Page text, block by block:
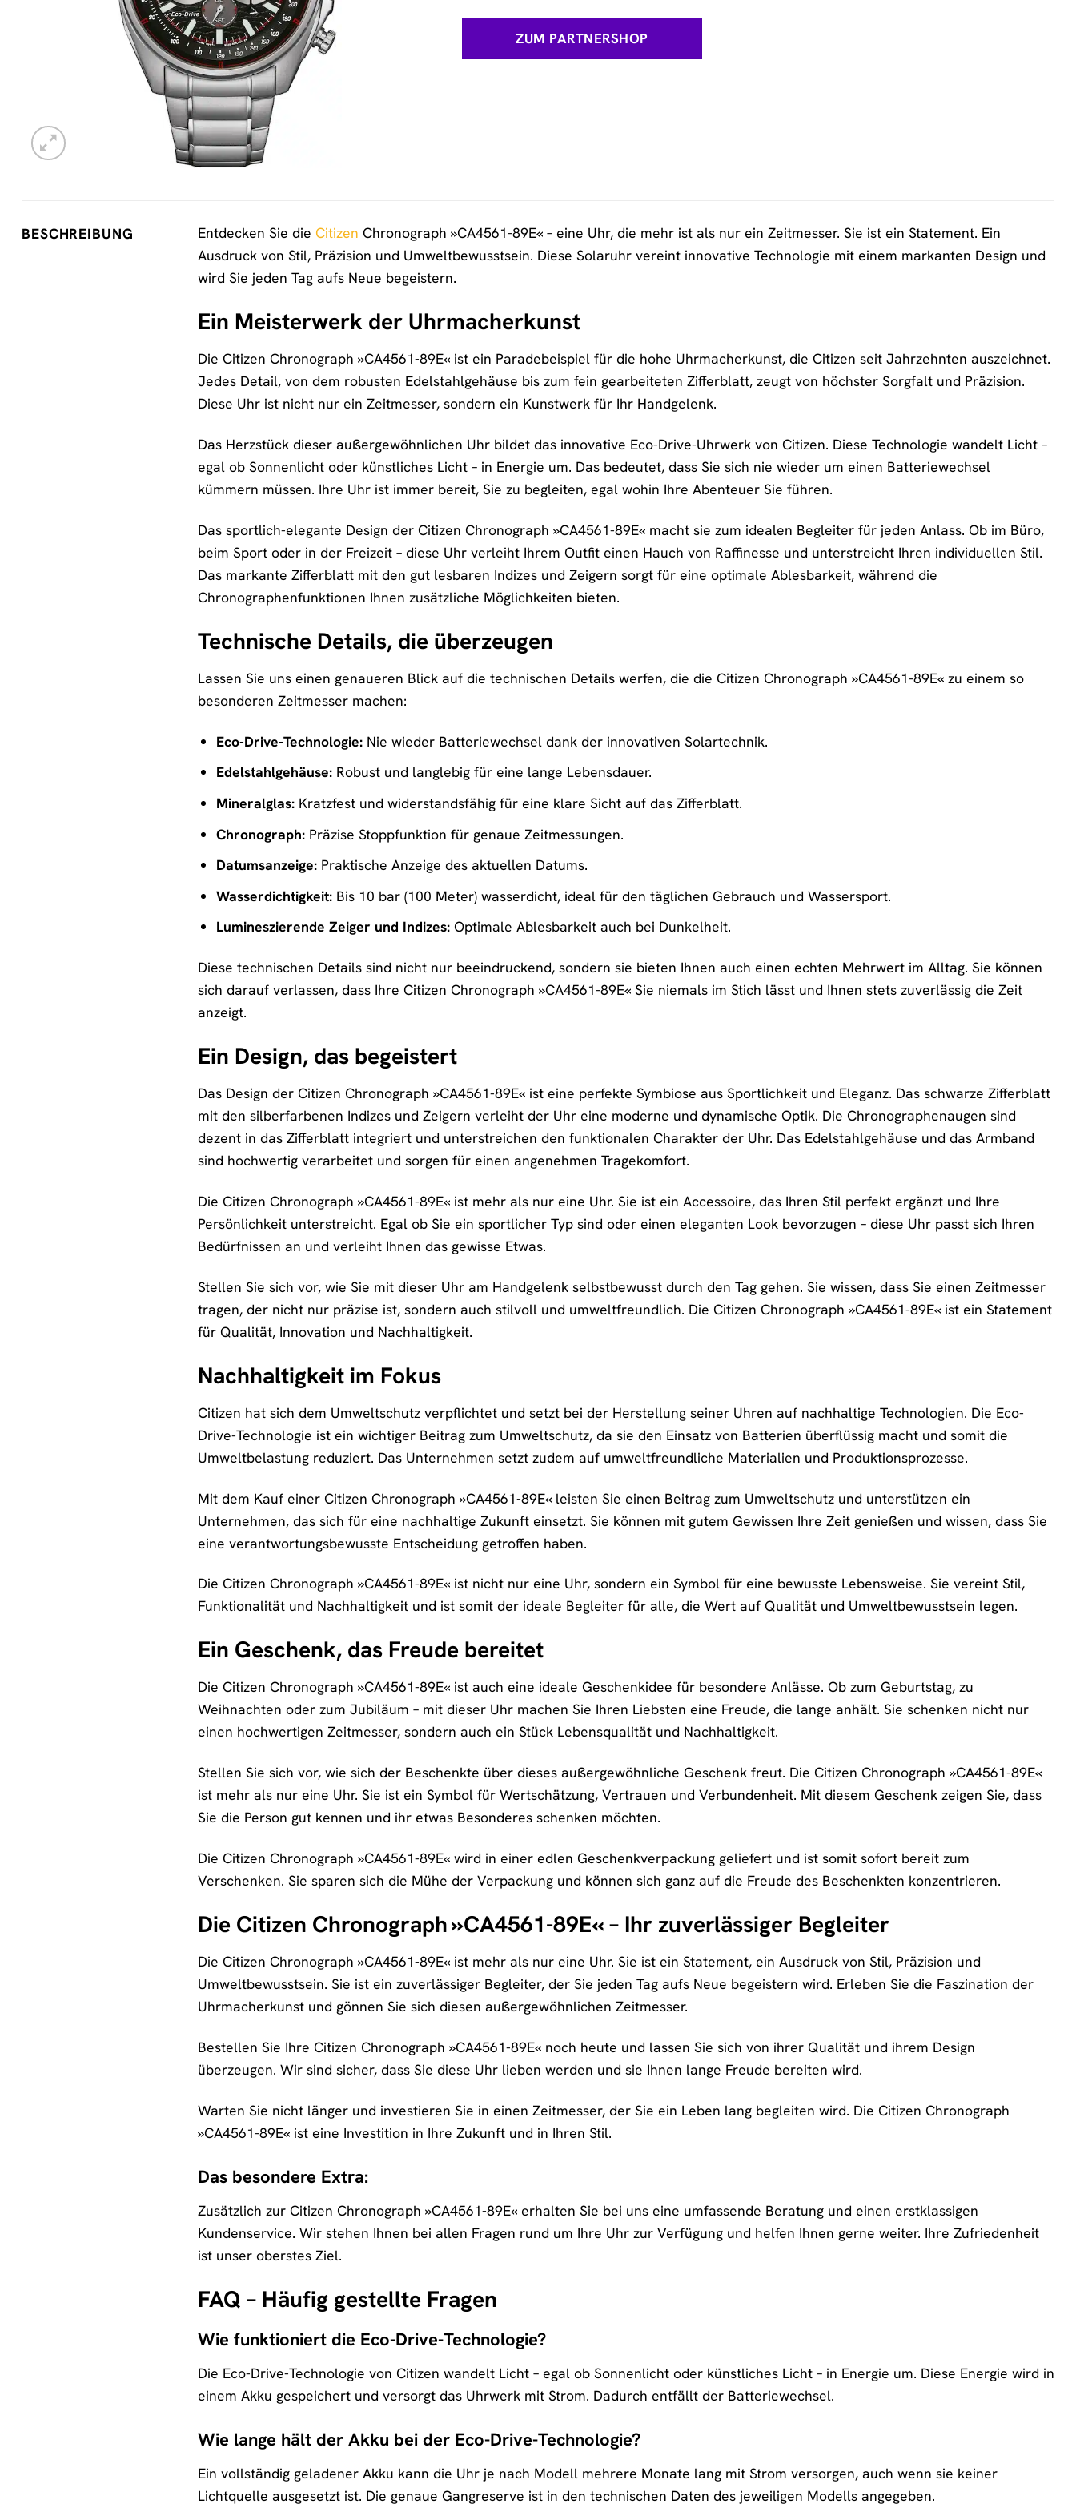
ZUM PARTNERSHOP
BESCHREIBUNG Entdecken Sie die Citizen Chronograph »CA4561-89E« – eine Uhr, die mehr ist als nur ein Zeitmesser. Sie ist ein Statement. Ein
Ausdruck von Stil, Präzision und Umweltbewusstsein. Diese Solaruhr vereint innovative Technologie mit einem markanten Design und
wird Sie jeden Tag aufs Neue begeistern.
Ein Meisterwerk der Uhrmacherkunst
Die Citizen Chronograph »CA4561-89E« ist ein Paradebeispiel für die hohe Uhrmacherkunst, die Citizen seit Jahrzehnten auszeichnet.
Jedes Detail, von dem robusten Edelstahlgehäuse bis zum fein gearbeiteten Zifferblatt, zeugt von höchster Sorgfalt und Präzision.
Diese Uhr ist nicht nur ein Zeitmesser, sondern ein Kunstwerk für Ihr Handgelenk.
Das Herzstück dieser außergewöhnlichen Uhr bildet das innovative Eco-Drive-Uhrwerk von Citizen. Diese Technologie wandelt Licht –
egal ob Sonnenlicht oder künstliches Licht – in Energie um. Das bedeutet, dass Sie sich nie wieder um einen Batteriewechsel
kümmern müssen. Ihre Uhr ist immer bereit, Sie zu begleiten, egal wohin Ihre Abenteuer Sie führen.
Das sportlich-elegante Design der Citizen Chronograph »CA4561-89E« macht sie zum idealen Begleiter für jeden Anlass. Ob im Büro,
beim Sport oder in der Freizeit – diese Uhr verleiht Ihrem Outfit einen Hauch von Raffinesse und unterstreicht Ihren individuellen Stil.
Das markante Zifferblatt mit den gut lesbaren Indizes und Zeigern sorgt für eine optimale Ablesbarkeit, während die
Chronographenfunktionen Ihnen zusätzliche Möglichkeiten bieten.
Technische Details, die überzeugen
Lassen Sie uns einen genaueren Blick auf die technischen Details werfen, die die Citizen Chronograph »CA4561-89E« zu einem so
besonderen Zeitmesser machen:
Eco-Drive-Technologie:Nie wieder Batteriewechsel dank der innovativen Solartechnik.
Edelstahlgehäuse:Robust und langlebig für eine lange Lebensdauer.
Mineralglas:Kratzfest und widerstandsfähig für eine klare Sicht auf das Zifferblatt.
Chronograph:Präzise Stoppfunktion für genaue Zeitmessungen.
Datumsanzeige:Praktische Anzeige des aktuellen Datums.
Wasserdichtigkeit:Bis 10 bar (100 Meter) wasserdicht, ideal für den täglichen Gebrauch und Wassersport.
Lumineszierende Zeiger und Indizes:Optimale Ablesbarkeit auch bei Dunkelheit.
Diese technischen Details sind nicht nur beeindruckend, sondern sie bieten Ihnen auch einen echten Mehrwert im Alltag. Sie können
sich darauf verlassen, dass Ihre Citizen Chronograph »CA4561-89E« Sie niemals im Stich lässt und Ihnen stets zuverlässig die Zeit
anzeigt.
Ein Design, das begeistert
Das Design der Citizen Chronograph »CA4561-89E« ist eine perfekte Symbiose aus Sportlichkeit und Eleganz. Das schwarze Zifferblatt
mit den silberfarbenen Indizes und Zeigern verleiht der Uhr eine moderne und dynamische Optik. Die Chronographenaugen sind
dezent in das Zifferblatt integriert und unterstreichen den funktionalen Charakter der Uhr. Das Edelstahlgehäuse und das Armband
sind hochwertig verarbeitet und sorgen für einen angenehmen Tragekomfort.
Die Citizen Chronograph »CA4561-89E« ist mehr als nur eine Uhr. Sie ist ein Accessoire, das Ihren Stil perfekt ergänzt und Ihre
Persönlichkeit unterstreicht. Egal ob Sie ein sportlicher Typ sind oder einen eleganten Look bevorzugen – diese Uhr passt sich Ihren
Bedürfnissen an und verleiht Ihnen das gewisse Etwas.
Stellen Sie sich vor, wie Sie mit dieser Uhr am Handgelenk selbstbewusst durch den Tag gehen. Sie wissen, dass Sie einen Zeitmesser
tragen, der nicht nur präzise ist, sondern auch stilvoll und umweltfreundlich. Die Citizen Chronograph »CA4561-89E« ist ein Statement
für Qualität, Innovation und Nachhaltigkeit.
Nachhaltigkeit im Fokus
Citizen hat sich dem Umweltschutz verpflichtet und setzt bei der Herstellung seiner Uhren auf nachhaltige Technologien. Die Eco-
Drive-Technologie ist ein wichtiger Beitrag zum Umweltschutz, da sie den Einsatz von Batterien überflüssig macht und somit die
Umweltbelastung reduziert. Das Unternehmen setzt zudem auf umweltfreundliche Materialien und Produktionsprozesse.
Mit dem Kauf einer Citizen Chronograph »CA4561-89E« leisten Sie einen Beitrag zum Umweltschutz und unterstützen ein
Unternehmen, das sich für eine nachhaltige Zukunft einsetzt. Sie können mit gutem Gewissen Ihre Zeit genießen und wissen, dass Sie
eine verantwortungsbewusste Entscheidung getroffen haben.
Die Citizen Chronograph »CA4561-89E« ist nicht nur eine Uhr, sondern ein Symbol für eine bewusste Lebensweise. Sie vereint Stil,
Funktionalität und Nachhaltigkeit und ist somit der ideale Begleiter für alle, die Wert auf Qualität und Umweltbewusstsein legen.
Ein Geschenk, das Freude bereitet
Die Citizen Chronograph »CA4561-89E« ist auch eine ideale Geschenkidee für besondere Anlässe. Ob zum Geburtstag, zu
Weihnachten oder zum Jubiläum – mit dieser Uhr machen Sie Ihren Liebsten eine Freude, die lange anhält. Sie schenken nicht nur
einen hochwertigen Zeitmesser, sondern auch ein Stück Lebensqualität und Nachhaltigkeit.
Stellen Sie sich vor, wie sich der Beschenkte über dieses außergewöhnliche Geschenk freut. Die Citizen Chronograph »CA4561-89E«
ist mehr als nur eine Uhr. Sie ist ein Symbol für Wertschätzung, Vertrauen und Verbundenheit. Mit diesem Geschenk zeigen Sie, dass
Sie die Person gut kennen und ihr etwas Besonderes schenken möchten.
Die Citizen Chronograph »CA4561-89E« wird in einer edlen Geschenkverpackung geliefert und ist somit sofort bereit zum
Verschenken. Sie sparen sich die Mühe der Verpackung und können sich ganz auf die Freude des Beschenkten konzentrieren.
Die Citizen Chronograph »CA4561-89E« – Ihr zuverlässiger Begleiter
Die Citizen Chronograph »CA4561-89E« ist mehr als nur eine Uhr. Sie ist ein Statement, ein Ausdruck von Stil, Präzision und
Umweltbewusstsein. Sie ist ein zuverlässiger Begleiter, der Sie jeden Tag aufs Neue begeistern wird. Erleben Sie die Faszination der
Uhrmacherkunst und gönnen Sie sich diesen außergewöhnlichen Zeitmesser.
Bestellen Sie Ihre Citizen Chronograph »CA4561-89E« noch heute und lassen Sie sich von ihrer Qualität und ihrem Design
überzeugen. Wir sind sicher, dass Sie diese Uhr lieben werden und sie Ihnen lange Freude bereiten wird.
Warten Sie nicht länger und investieren Sie in einen Zeitmesser, der Sie ein Leben lang begleiten wird. Die Citizen Chronograph
»CA4561-89E« ist eine Investition in Ihre Zukunft und in Ihren Stil.
Das besondere Extra:
Zusätzlich zur Citizen Chronograph »CA4561-89E« erhalten Sie bei uns eine umfassende Beratung und einen erstklassigen
Kundenservice. Wir stehen Ihnen bei allen Fragen rund um Ihre Uhr zur Verfügung und helfen Ihnen gerne weiter. Ihre Zufriedenheit
ist unser oberstes Ziel.
FAQ – Häufig gestellte Fragen
Wie funktioniert die Eco-Drive-Technologie?
Die Eco-Drive-Technologie von Citizen wandelt Licht – egal ob Sonnenlicht oder künstliches Licht – in Energie um. Diese Energie wird in
einem Akku gespeichert und versorgt das Uhrwerk mit Strom. Dadurch entfällt der Batteriewechsel.
Wie lange hält der Akku bei der Eco-Drive-Technologie?
Ein vollständig geladener Akku kann die Uhr je nach Modell mehrere Monate lang mit Strom versorgen, auch wenn sie keiner
Lichtquelle ausgesetzt ist. Die genaue Gangreserve ist in den technischen Daten des jeweiligen Modells angegeben.